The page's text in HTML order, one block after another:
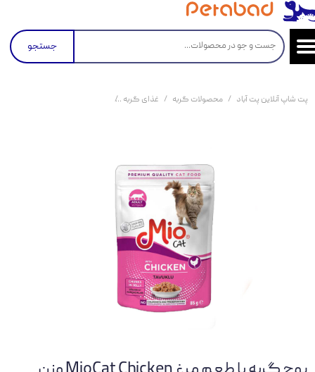
جستجو
پت شاپ آنلاین پت آباد محصولات گربه غذای گربه